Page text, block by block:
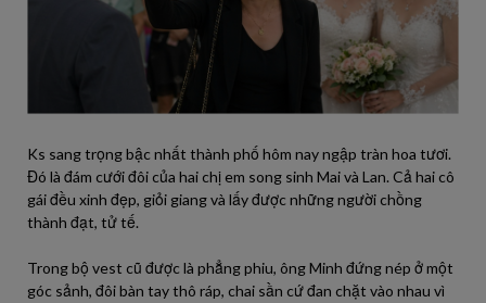
Ks sang trọng bậc nhất thành phố hôm nay ngập tràn hoa tươi.
Đó là đám cưới đôi của hai chị em song sinh Mai và Lan. Cả hai cô
gái đều xinh đẹp, giỏi giang và lấy được những người chồng
thành đạt, tử tế.
Trong bộ vest cũ được là phẳng phiu, ông Minh đứng nép ở một
góc sảnh, đôi bàn tay thô ráp, chai sần cứ đan chặt vào nhau vì